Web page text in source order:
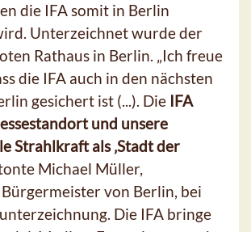
die IFA somit in Berlin
Unterzeichnet wurde der
Rathaus in Berlin. „Ich freue
die IFA auch in den nächsten
gesichert ist (...). Die IFA
und unsere
Strahlkraft als ‚Stadt der
Michael Müller,
von Berlin, bei
Die IFA bringe